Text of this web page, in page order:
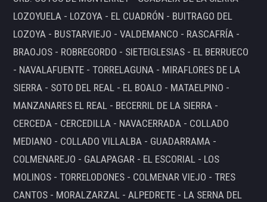
LOZOYUELA - LOZOYA - EL CUADRÓN - BUITRAGO DEL
LOZOYA - BUSTARVIEJO - VALDEMANCO - RASCAFRÍA -
BRAOJOS - ROBREGORDO - SIETEIGLESIAS - EL BERRUECO
- NAVALAFUENTE - TORRELAGUNA - MIRAFLORES DE LA
SIERRA - SOTO DEL REAL - EL BOALO - MATAELPINO -
MANZANARES EL REAL - BECERRIL DE LA SIERRA -
CERCEDA - CERCEDILLA - NAVACERRADA - COLLADO
MEDIANO - COLLADO VILLALBA - GUADARRAMA -
COLMENAREJO - GALAPAGAR - EL ESCORIAL - LOS
MOLINOS - TORRELODONES - COLMENAR VIEJO - TRES
CANTOS - MORALZARZAL - ALPEDRETE - LA SERNA DEL